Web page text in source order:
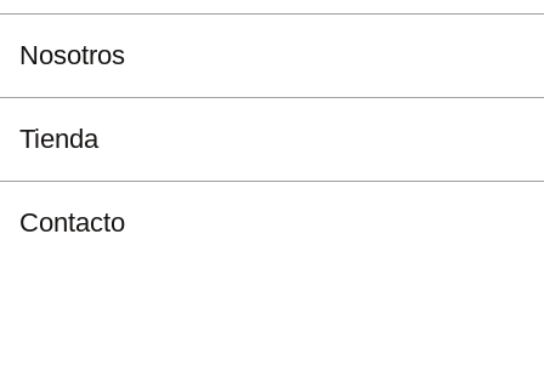
Nosotros
Tienda
Contacto